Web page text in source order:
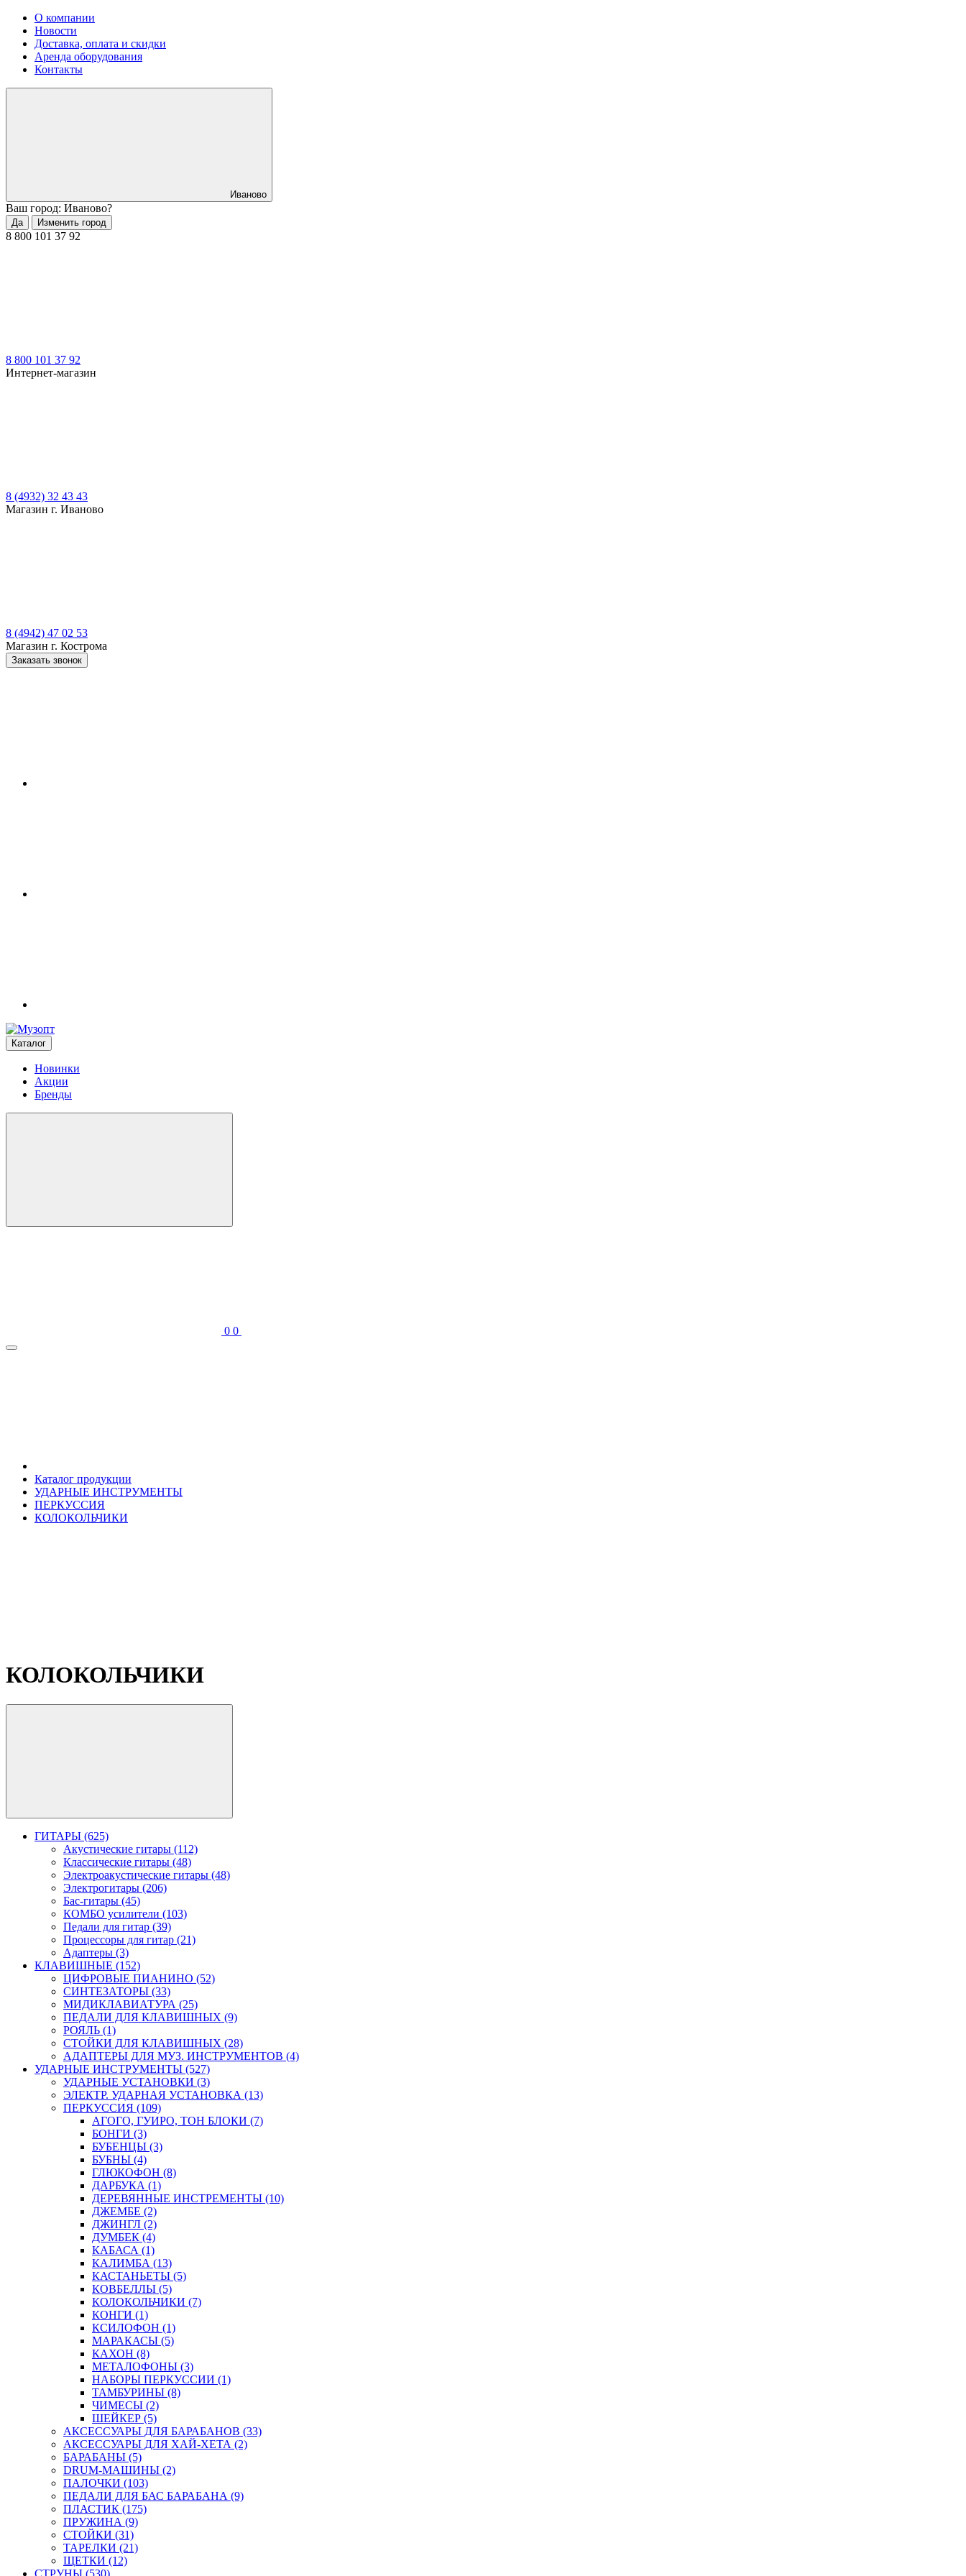
О компании
Новости
Доставка, оплата и скидки
Аренда оборудования
Контакты
Иваново
Ваш город: Иваново?
Да Изменить город
8 800 101 37 92
8 800 101 37 92
Интернет-магазин
8 (4932) 32 43 43
Магазин г. Иваново
8 (4942) 47 02 53
Магазин г. Кострома
Заказать звонок
Каталог
Новинки
Акции
Бренды
0 0
Каталог продукции
УДАРНЫЕ ИНСТРУМЕНТЫ
ПЕРКУССИЯ
КОЛОКОЛЬЧИКИ
КОЛОКОЛЬЧИКИ
ГИТАРЫ (625)
Акустические гитары (112)
Классические гитары (48)
Электроакустические гитары (48)
Электрогитары (206)
Бас-гитары (45)
КОМБО усилители (103)
Педали для гитар (39)
Процессоры для гитар (21)
Адаптеры (3)
КЛАВИШНЫЕ (152)
ЦИФРОВЫЕ ПИАНИНО (52)
СИНТЕЗАТОРЫ (33)
МИДИКЛАВИАТУРА (25)
ПЕДАЛИ ДЛЯ КЛАВИШНЫХ (9)
РОЯЛЬ (1)
СТОЙКИ ДЛЯ КЛАВИШНЫХ (28)
АДАПТЕРЫ ДЛЯ МУЗ. ИНСТРУМЕНТОВ (4)
УДАРНЫЕ ИНСТРУМЕНТЫ (527)
УДАРНЫЕ УСТАНОВКИ (3)
ЭЛЕКТР. УДАРНАЯ УСТАНОВКА (13)
ПЕРКУССИЯ (109)
АГОГО, ГУИРО, ТОН БЛОКИ (7)
БОНГИ (3)
БУБЕНЦЫ (3)
БУБНЫ (4)
ГЛЮКОФОН (8)
ДАРБУКА (1)
ДЕРЕВЯННЫЕ ИНСТРЕМЕНТЫ (10)
ДЖЕМБЕ (2)
ДЖИНГЛ (2)
ДУМБЕК (4)
КАБАСА (1)
КАЛИМБА (13)
КАСТАНЬЕТЫ (5)
КОВБЕЛЛЫ (5)
КОЛОКОЛЬЧИКИ (7)
КОНГИ (1)
КСИЛОФОН (1)
МАРАКАСЫ (5)
КАХОН (8)
МЕТАЛОФОНЫ (3)
НАБОРЫ ПЕРКУССИИ (1)
ТАМБУРИНЫ (8)
ЧИМЕСЫ (2)
ШЕЙКЕР (5)
АКСЕССУАРЫ ДЛЯ БАРАБАНОВ (33)
АКСЕССУАРЫ ДЛЯ ХАЙ-ХЕТА (2)
БАРАБАНЫ (5)
DRUM-МАШИНЫ (2)
ПАЛОЧКИ (103)
ПЕДАЛИ ДЛЯ БАС БАРАБАНА (9)
ПЛАСТИК (175)
ПРУЖИНА (9)
СТОЙКИ (31)
ТАРЕЛКИ (21)
ЩЕТКИ (12)
СТРУНЫ (530)